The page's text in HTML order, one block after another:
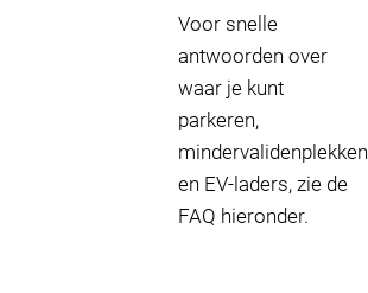
Voor snelle
antwoorden over
waar je kunt
parkeren,
mindervalidenplekken
en EV-laders, zie de
FAQ hieronder.